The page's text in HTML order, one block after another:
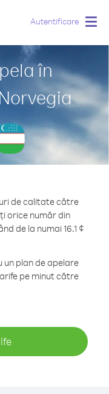
Autentificare
în
de calitate către
orice număr din
de la numai 16.1 ¢
plan de apelare
pe minut către